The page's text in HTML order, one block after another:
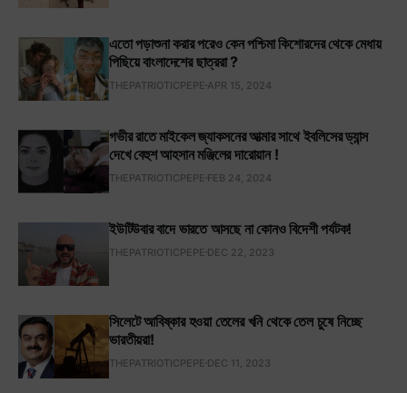
এতো পড়াশুনা করার পরেও কেন পশ্চিমা কিশোরদের থেকে মেধায়
পিছিয়ে বাংলাদেশের ছাত্ররা ?
THEPATRIOTICPEPE APR 15, 2024
গভীর রাতে মাইকেল জ্যাকসনের আত্মার সাথে ইবলিসের ড্যান্স
দেখে বেহুশ আহসান মঞ্জিলের দারোয়ান !
THEPATRIOTICPEPE FEB 24, 2024
ইউটিউবার বাদে ভারতে আসছে না কোনও বিদেশী পর্যটক!
THEPATRIOTICPEPE DEC 22, 2023
সিলেটে আবিষ্কার হওয়া তেলের খনি থেকে তেল চুষে নিচ্ছে
ভারতীয়রা!
THEPATRIOTICPEPE DEC 11, 2023